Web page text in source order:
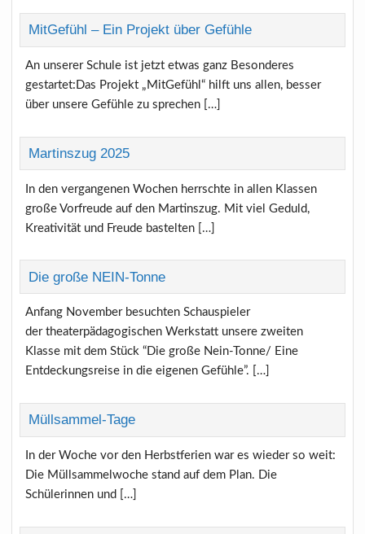
MitGefühl – Ein Projekt über Gefühle
An unserer Schule ist jetzt etwas ganz Besonderes
gestartet:Das Projekt „MitGefühl“ hilft uns allen, besser
über unsere Gefühle zu sprechen […]
Martinszug 2025
In den vergangenen Wochen herrschte in allen Klassen
große Vorfreude auf den Martinszug. Mit viel Geduld,
Kreativität und Freude bastelten […]
Die große NEIN-Tonne
Anfang November besuchten Schauspieler
der theaterpädagogischen Werkstatt unsere zweiten
Klasse mit dem Stück “Die große Nein-Tonne/ Eine
Entdeckungsreise in die eigenen Gefühle”. […]
Müllsammel-Tage
In der Woche vor den Herbstferien war es wieder so weit:
Die Müllsammelwoche stand auf dem Plan. Die
Schülerinnen und […]